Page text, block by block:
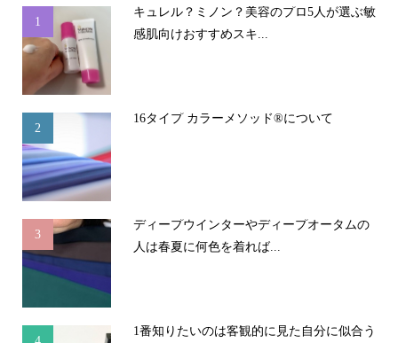
1
キュレル？ミノン？美容のプロ5人が選ぶ敏
感肌向けおすすめスキ...
2
16タイプ カラーメソッド®について
3
ディープウインターやディープオータムの
人は春夏に何色を着れば...
1番知りたいのは客観的に見た自分に似合う